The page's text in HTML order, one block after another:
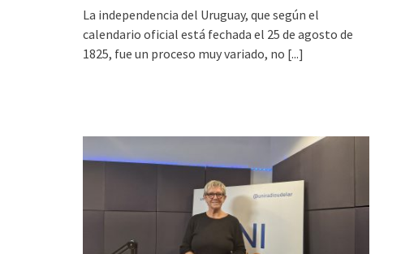
La independencia del Uruguay, que según el
calendario oficial está fechada el 25 de agosto de
1825, fue un proceso muy variado, no [...]